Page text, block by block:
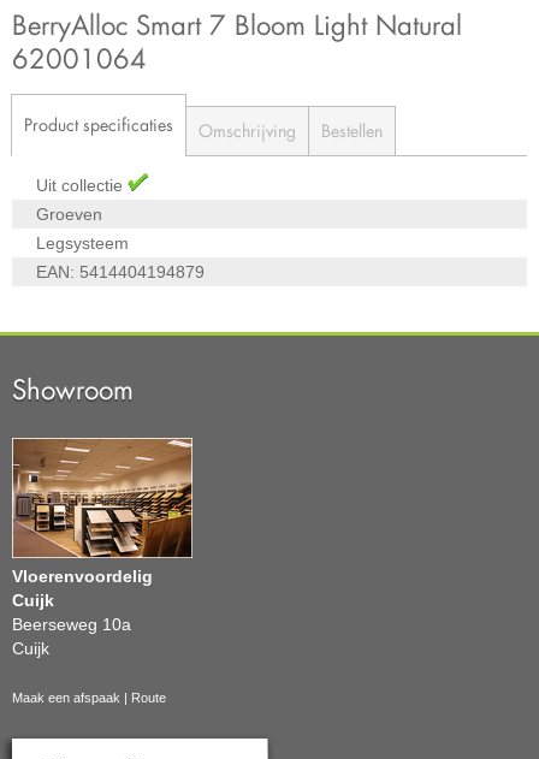
BerryAlloc Smart 7 Bloom Light Natural
62001064
Product specificaties Omschrijving Bestellen
Uit collectie
Groeven
Legsysteem
EAN: 5414404194879
Showroom
Vloerenvoordelig
Cuijk
Beerseweg 10a
Cuijk
Maak een afspaak Route